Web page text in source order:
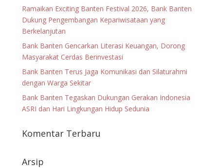
Ramaikan Exciting Banten Festival 2026, Bank Banten
Dukung Pengembangan Kepariwisataan yang
Berkelanjutan
Bank Banten Gencarkan Literasi Keuangan, Dorong
Masyarakat Cerdas Berinvestasi
Bank Banten Terus Jaga Komunikasi dan Silaturahmi
dengan Warga Sekitar
Bank Banten Tegaskan Dukungan Gerakan Indonesia
ASRI dan Hari Lingkungan Hidup Sedunia
Komentar Terbaru
Arsip